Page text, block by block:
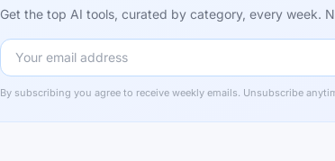
Get the top AI tools, curated by category, every week.
By subscribing you agree to receive weekly emails. Unsubscribe